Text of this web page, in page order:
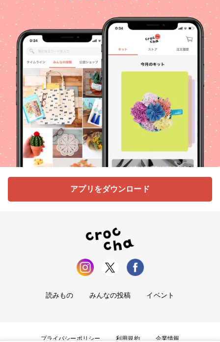
アプリをダウンロード
読みもの みんなの投稿 イベント
プライバシーポリシー 利用規約 企業情報